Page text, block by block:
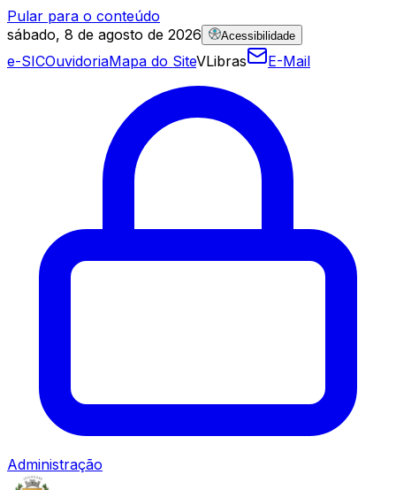
Pular para o conteúdo
sábado, 8 de agosto de 2026
Acessibilidade
e-SICOuvidoriaMapa do SiteVLibras E-Mail
Administração